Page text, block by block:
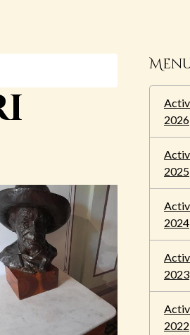
2026
2025
2024
2023
2022